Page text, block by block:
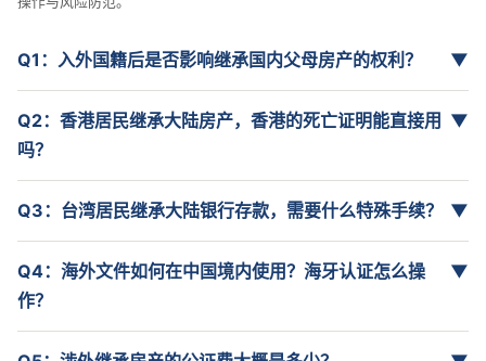
Q1：入外国籍后是否影响继承国内父母房产的权利？ ▼
Q2：香港居民继承大陆房产，香港的死亡证明能直接用
吗？
▼
Q3：台湾居民继承大陆银行存款，需要什么特殊手续？ ▼
Q4：海外文件如何在中国境内使用？海牙认证怎么操
作？
▼